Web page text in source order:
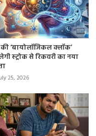
मेडिकेशन या योग जैसी
कर सकता है। ऐसे में
को कम करने के लिए
की ‘बायोलॉजिकल क्लॉक’
स्ट्रोक से रिकवरी का नया
25, 2026